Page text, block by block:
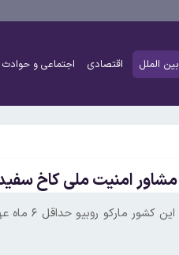
بین الملل اقتصادی اجتماعی و حوادث
طبق خبر اختصاصی